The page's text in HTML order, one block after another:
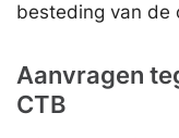
besteding van de
Aanvragen
CTB